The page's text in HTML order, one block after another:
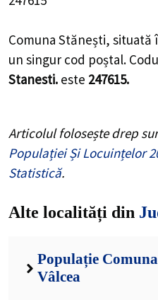
Comuna Stănești, situată
un singur cod poștal.
Stanesti. este 247615.
Articolul folosește drep
Populației Și Locuințelor
Statistică.
Alte localități din
Populație
Vâlcea